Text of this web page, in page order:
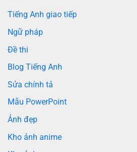
Tiếng Anh giao tiếp
Ngữ pháp
Đề thi
Blog Tiếng Anh
Sửa chính tả
Mẫu PowerPoint
Ảnh đẹp
Kho ảnh anime